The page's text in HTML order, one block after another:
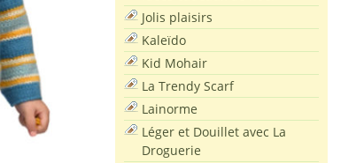
Jolis plaisirs
Kaleïdo
Kid Mohair
La Trendy Scarf
Lainorme
Léger et Douillet avec La
Droguerie